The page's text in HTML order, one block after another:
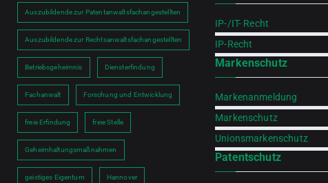
Auszubildende zur Patentanwaltsfachangestellten
Auszubildende zur Rechtsanwaltsfachangestellten
Betriebsgeheimnis Diensterfindung
Fachanwalt Forschung und Entwicklung
freie Erfindung freie Stelle
Geheimhaltungsmaßnahmen
geistiges Eigentum Hannover
IP-/IT- Recht
IP-Recht
Markenschutz
Markenanmeldung
Markenschutz
Unionsmarkenschutz
Patentschutz